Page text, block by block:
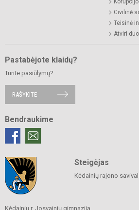
Civilinė
Teisinė
Atviri
Pastabėjote klaidų?
Turite pasiūlymų?
RAŠYKITE
Bendraukime
Steigėjas
Kėdainių rajono
Kėdainių r. Josvainių gimnazija